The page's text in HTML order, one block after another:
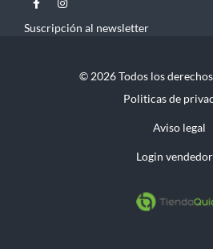
Suscripción al newsletter
© 2026 Todos los
Politicas de
Aviso legal
Login